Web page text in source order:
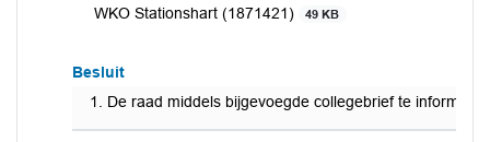
WKO Stationshart (1871421)
49 KB
Besluit
De raad middels bijgevoegde collegebrief te